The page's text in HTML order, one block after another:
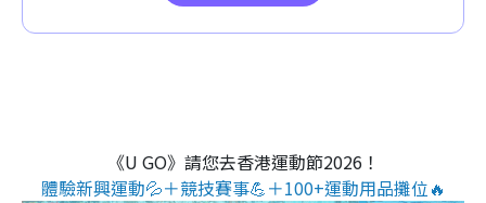
《U GO》請您去香港運動節2026！
體驗新興運動💦＋競技賽事💪＋100+運動用品攤位🔥